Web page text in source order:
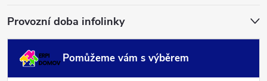
Provozní doba infolinky
Pomůžeme vám s výběrem